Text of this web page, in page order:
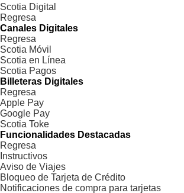
Scotia Digital
Regresa
Canales Digitales
Regresa
Scotia Móvil
Scotia en Línea
Scotia Pagos
Billeteras Digitales
Regresa
Apple Pay
Google Pay
Scotia Toke
Funcionalidades Destacadas
Regresa
Instructivos
Aviso de Viajes
Bloqueo de Tarjeta de Crédito
Notificaciones de compra para tarjetas